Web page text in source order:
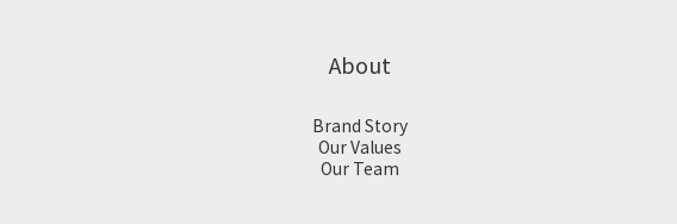
About
Brand Story
Our Values
Our Team